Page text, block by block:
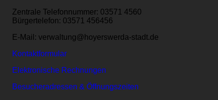
Zentrale Telefonnummer: 03571 4560
Bürgertelefon: 03571 456456
E-Mail: verwaltung@hoyerswerda-stadt.de
Kontaktformular
Elektronische Rechnungen
Besucheradressen & Öffnungszeiten